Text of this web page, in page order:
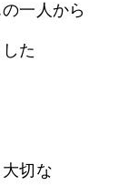
一人から
た
切な